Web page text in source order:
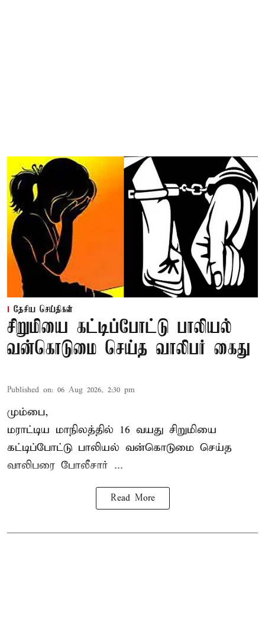
தேசிய செய்திகள்
சிறுமியை கட்டிப்போட்டு பாலியல்
வன்கொடுமை செய்த வாலிபர் கைது
Published on: 06 Aug 2026, 2:30 pm
மும்பை,
மராட்டிய மாநிலத்தில் 16 வயது சிறுமியை
கட்டிப்போட்டு பாலியல் வன்கொடுமை செய்த
வாலிபரை போலீசார் ...
Read More